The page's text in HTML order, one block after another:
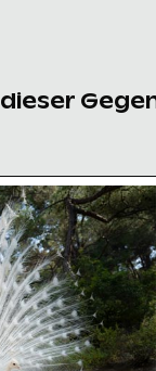
Plaka-Wald